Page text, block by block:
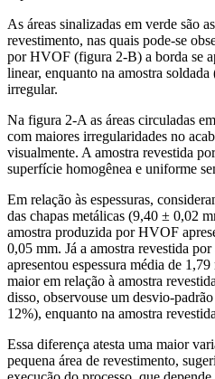
As áreas sinalizadas em verde são
revestimento, nas quais pode-se
por HVOF (figura 2-B) a borda se
linear, enquanto na amostra
irregular.
Na figura 2-A as áreas circuladas
com maiores irregularidades no
visualmente. A amostra revestida
superfície homogênea e uniforme
Em relação às espessuras,
das chapas metálicas (9,40 ± 0,02
amostra produzida por HVOF
0,05 mm. Já a amostra revestida
apresentou espessura média de
maior em relação à amostra
disso, observouse um desvio-
12%), enquanto na amostra
Essa diferença atesta uma maior
pequena área de revestimento,